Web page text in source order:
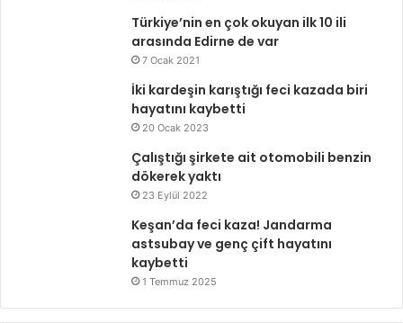
Türkiye’nin en çok okuyan ilk 10 ili
arasında Edirne de var
7 Ocak 2021
İki kardeşin karıştığı feci kazada biri
hayatını kaybetti
20 Ocak 2023
Çalıştığı şirkete ait otomobili benzin
dökerek yaktı
23 Eylül 2022
Keşan’da feci kaza! Jandarma
astsubay ve genç çift hayatını
kaybetti
1 Temmuz 2025